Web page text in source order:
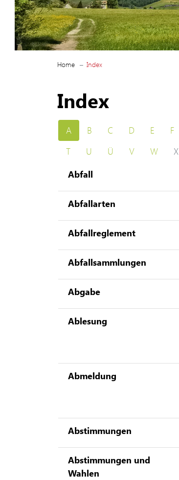
Home Index(ausgewählt)
Index
A B C D E F
T
U Ü V W X
Abfall
Abfallarten
Abfallreglement
Abfallsammlungen
Abgabe
Ablesung
Abmeldung
Abstimmungen
Abstimmungen und
Wahlen